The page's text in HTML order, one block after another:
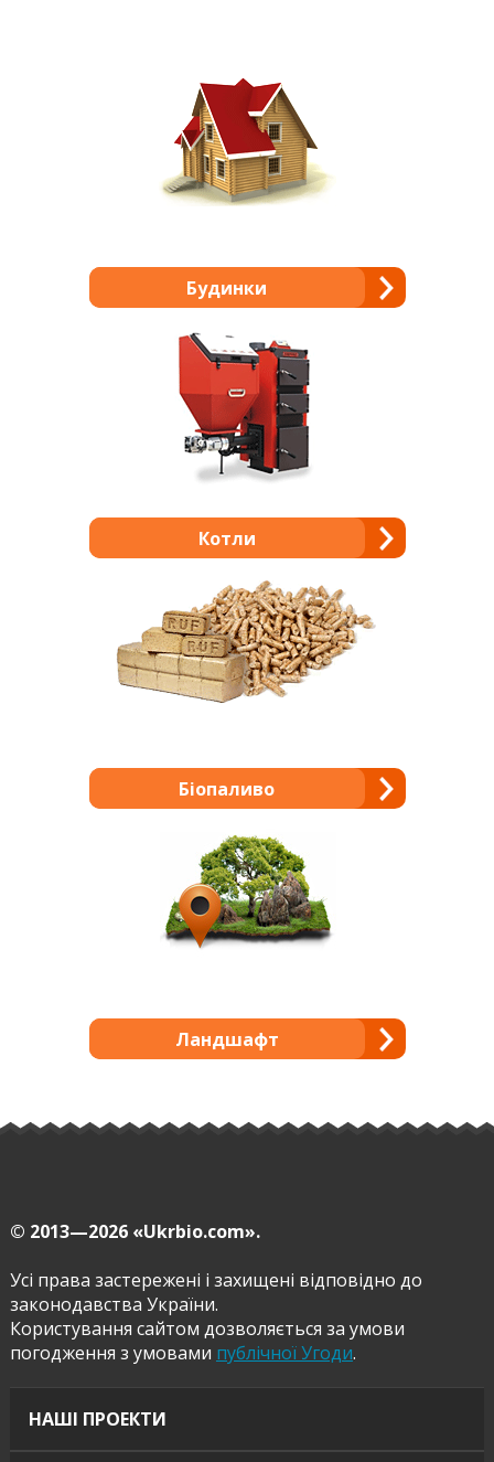
Будинки
Котли
Біопаливо
Ландшафт
© 2013—2026 «Ukrbio.com».
Усі права застережені і захищені відповідно до
законодавства України.
Користування сайтом дозволяється за умови
погодження з умовами публічної Угоди.
НАШІ ПРОЕКТИ